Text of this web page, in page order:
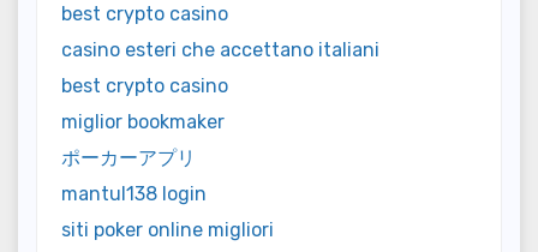
best crypto casino
casino esteri che accettano italiani
best crypto casino
miglior bookmaker
ポーカーアプリ
mantul138 login
siti poker online migliori